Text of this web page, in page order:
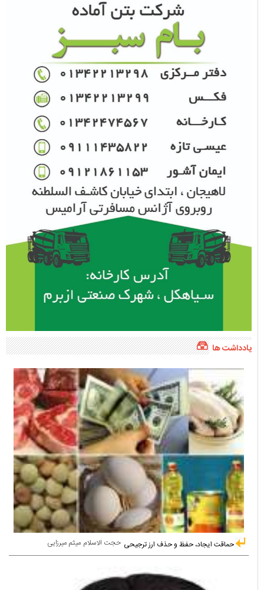
یادداشت ها
حجت الاسلام میثم میرزایی حماقت ایجاد، حفظ و حذف ارز ترجیحی